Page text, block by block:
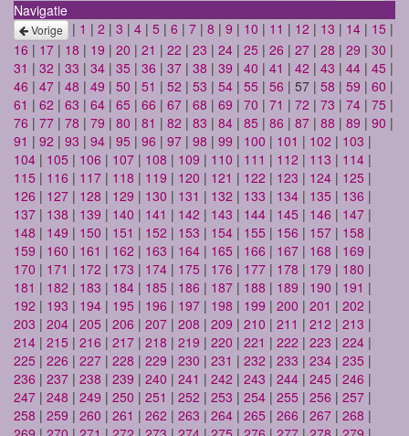
Navigatie
Vorige | 1 | 2 | 3 | 4 | 5 | 6 | 7 | 8 | 9 | 10 | 11 | 12 | 13 | 14 | 15 |
16 | 17 | 18 | 19 | 20 | 21 | 22 | 23 | 24 | 25 | 26 | 27 | 28 | 29 | 30 |
31 | 32 | 33 | 34 | 35 | 36 | 37 | 38 | 39 | 40 | 41 | 42 | 43 | 44 | 45 |
46 | 47 | 48 | 49 | 50 | 51 | 52 | 53 | 54 | 55 | 56 | 57 | 58 | 59 | 60 |
61 | 62 | 63 | 64 | 65 | 66 | 67 | 68 | 69 | 70 | 71 | 72 | 73 | 74 | 75 |
76 | 77 | 78 | 79 | 80 | 81 | 82 | 83 | 84 | 85 | 86 | 87 | 88 | 89 | 90 |
91 | 92 | 93 | 94 | 95 | 96 | 97 | 98 | 99 | 100 | 101 | 102 | 103 |
104 | 105 | 106 | 107 | 108 | 109 | 110 | 111 | 112 | 113 | 114 |
115 | 116 | 117 | 118 | 119 | 120 | 121 | 122 | 123 | 124 | 125 |
126 | 127 | 128 | 129 | 130 | 131 | 132 | 133 | 134 | 135 | 136 |
137 | 138 | 139 | 140 | 141 | 142 | 143 | 144 | 145 | 146 | 147 |
148 | 149 | 150 | 151 | 152 | 153 | 154 | 155 | 156 | 157 | 158 |
159 | 160 | 161 | 162 | 163 | 164 | 165 | 166 | 167 | 168 | 169 |
170 | 171 | 172 | 173 | 174 | 175 | 176 | 177 | 178 | 179 | 180 |
181 | 182 | 183 | 184 | 185 | 186 | 187 | 188 | 189 | 190 | 191 |
192 | 193 | 194 | 195 | 196 | 197 | 198 | 199 | 200 | 201 | 202 |
203 | 204 | 205 | 206 | 207 | 208 | 209 | 210 | 211 | 212 | 213 |
214 | 215 | 216 | 217 | 218 | 219 | 220 | 221 | 222 | 223 | 224 |
225 | 226 | 227 | 228 | 229 | 230 | 231 | 232 | 233 | 234 | 235 |
236 | 237 | 238 | 239 | 240 | 241 | 242 | 243 | 244 | 245 | 246 |
247 | 248 | 249 | 250 | 251 | 252 | 253 | 254 | 255 | 256 | 257 |
258 | 259 | 260 | 261 | 262 | 263 | 264 | 265 | 266 | 267 | 268 |